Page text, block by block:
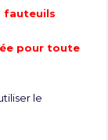
fauteuils
pour toute
le